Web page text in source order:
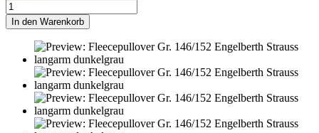
In den Warenkorb